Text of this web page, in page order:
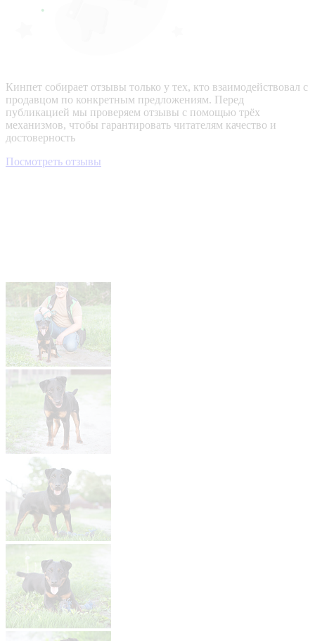
Кинпет собирает отзывы только у тех, кто взаимодействовал с
продавцом по конкретным предложениям. Перед
публикацией мы проверяем отзывы с помощью трёх
механизмов, чтобы гарантировать читателям качество и
достоверность
Посмотреть отзывы